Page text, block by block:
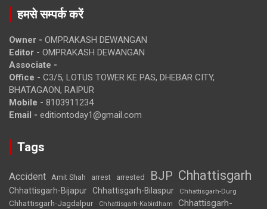
हमसे सम्पर्क करें
Owner - OMPRAKASH DEWANGAN
Editor - OMPRAKASH DEWANGAN
Associate -
Office - C3/5, LOTUS TOWER KE PAS, DHEBAR CITY,
BHATAGAON, RAIPUR
Mobile - 8103911234
Email - editiontoday1@gmail.com
Tags
Accident Amit Shah arrest arrested BJP Chhattisgarh
Chhattisgarh-Bijapur Chhattisgarh-Bilaspur Chhattisgarh-Durg
Chhattisgarh-Jagdalpur Chhattisgarh-Kabirdham
Chhattisgarh-